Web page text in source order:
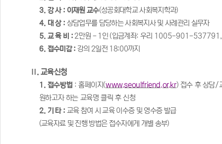
3. 강 사 : 이재원 교수(성공회대학교 사회복지학과)
4. 대 상 : 상담업무를 담당하는 사회복지사 및 사례관리 실무자
5. 교 육 비 : 2만원 - 1 인 (입금계좌: 우리 1005-901-537791,
6. 접수미감:강의 2일전 18:00까지
Ⅱ.교육신청
1. 접수방법 : 홈페이지 (www.seoulfriend.or.kr) 접수 후 상담/
원하고자 하는 교육명 클릭 후 신청
2. 기 타 : 교육 참여 시 교육 이수증 및 영수증 발급
(교육자료 및 진행 방법은 접수자에게 개별 송부)